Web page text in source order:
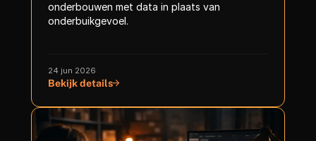
onderbouwen met data in plaats van
onderbuikgevoel.
24 jun 2026
Bekijk details